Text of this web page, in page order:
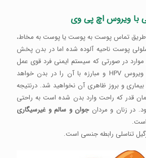
با ویروس اچ پی وی
طریق تماس پوست به پوست یا پوست به مخاط،
پوست ناحیه آلوده شده اما در بدن پخش
در صورتی که سیستم ایمنی فرد قوی عمل
کند، بدن توانایی حذف ویروس HPV و مبارزه با آن را در بدن خواهد
و بروز ظاهری آن نخواهید شد. درنتیجه
قدر که راحت وارد بدن شده است به راحتی
در زنان و مردانجوان و سالم و غیرسیگاری
زگیل تناسلی رابطه جنسی است.